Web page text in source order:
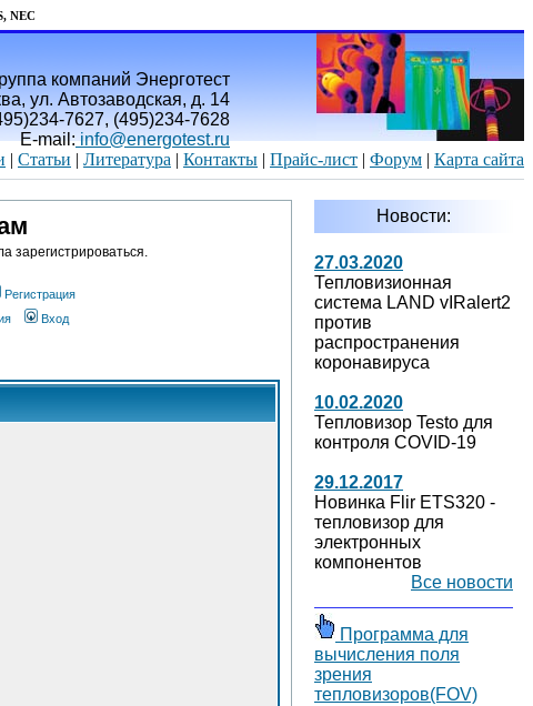
NEC
компаний Энерготест
ул. Автозаводская, д. 14
7627, (495)234-7628
E-mail:info@energotest.ru
| Статьи | Литература | Контакты | Прайс-лист | Форум | Карта сайта
зарегистрироваться.
Регистрация
Вход
Новости:
27.03.2020
Тепловизионная
система LAND vIRalert2
против
распространения
коронавируса
10.02.2020
Тепловизор Testo для
контроля COVID-19
29.12.2017
Новинка Flir ETS320 -
тепловизор для
электронных
компонентов
Все новости
Программа для
вычисления поля
зрения
тепловизоров(FOV)